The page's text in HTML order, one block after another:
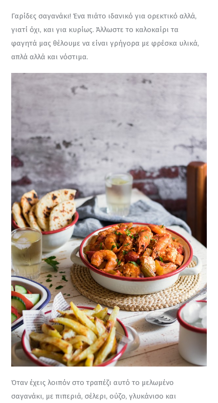
Γαρίδες σαγανάκι! Ένα πιάτο ιδανικό για ορεκτικό αλλά,
γιατί όχι, και για κυρίως. Άλλωστε το καλοκαίρι τα
φαγητά μας θέλουμε να είναι γρήγορα με φρέσκα υλικά,
απλά αλλά και νόστιμα.
Όταν έχεις λοιπόν στο τραπέζι αυτό το μελωμένο
σαγανάκι, με πιπεριά, σέλερι, ούζο, γλυκάνισο και